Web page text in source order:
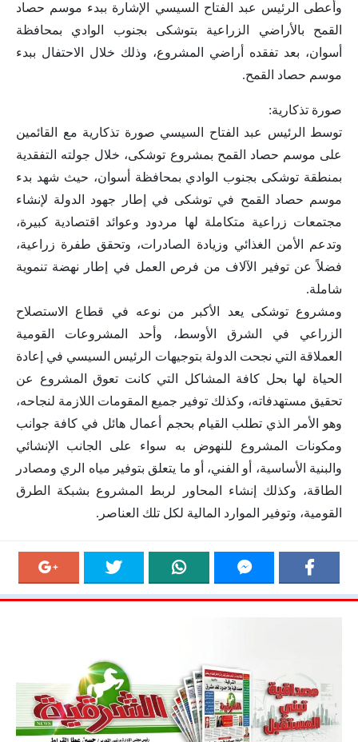
وأعطى الرئيس عبد الفتاح السيسي الإشارة ببدء موسم حصاد
القمح بالأراضي الزراعية بتوشكى بجنوب الوادي بمحافظة
أسوان، بعد تفقده أراضي المشروع، وذلك خلال الاحتفال ببدء
موسم حصاد القمح.
صورة تذكارية:
توسط الرئيس عبد الفتاح السيسي صورة تذكارية مع القائمين
على موسم حصاد القمح بمشروع توشكى، خلال جولته التفقدية
بمنطقة توشكى بجنوب الوادي بمحافظة أسوان، حيث شهد بدء
موسم حصاد القمح في توشكى في إطار جهود الدولة لإنشاء
مجتمعات زراعية متكاملة لها مردود وعوائد اقتصادية كبيرة،
وتدعم الأمن الغذائي وزيادة الصادرات، وتحقق طفرة زراعية،
فضلاً عن توفير الآلاف من فرص العمل في إطار نهضة تنموية
شاملة.
ومشروع توشكى يعد الأكبر من نوعه في قطاع الاستصلاح
الزراعي في الشرق الأوسط، وأحد المشروعات القومية
العملاقة التي نجحت الدولة بتوجيهات الرئيس السيسي في إعادة
الحياة لها بحل كافة المشاكل التي كانت تعوق المشروع عن
تحقيق مستهدفاته، وكذلك توفير جميع المقومات اللازمة لنجاحه،
وهو الأمر الذي تطلب القيام بحجم أعمال هائل في كافة جوانب
ومكونات المشروع للنهوض به سواء على الجانب الإنشائي
والبنية الأساسية، أو الفني، أو ما يتعلق بتوفير مياه الري ومصادر
الطاقة، وكذلك إنشاء المحاور لربط المشروع بشبكة الطرق
القومية، وتوفير الموارد المالية لكل تلك العناصر.